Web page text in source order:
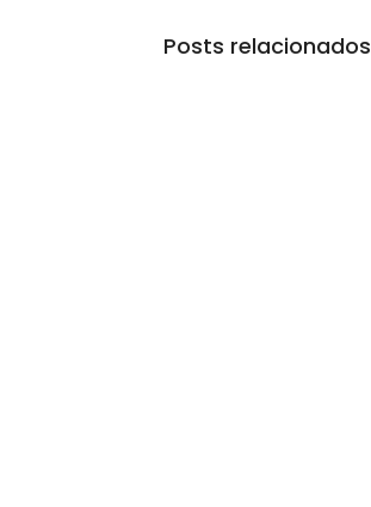
Posts relacionados